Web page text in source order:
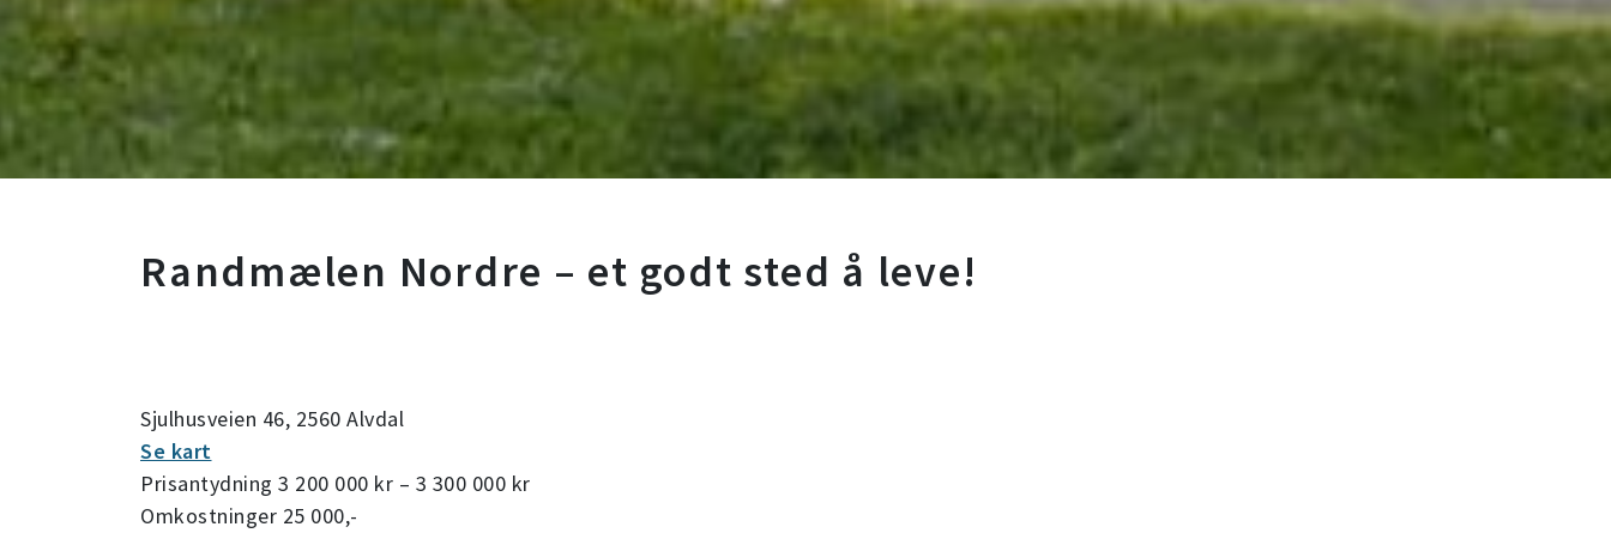
Randmælen Nordre – et godt sted å leve!
Sjulhusveien 46, 2560 Alvdal
Se kart
Prisantydning 3 200 000 kr – 3 300 000 kr
Omkostninger 25 000,-